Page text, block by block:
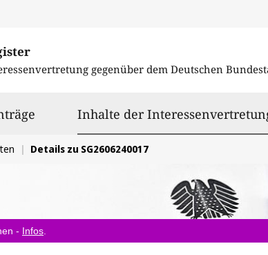
gegenüber dem Deutschen
Inhalte der
Details zu SG2606240017
- Infos